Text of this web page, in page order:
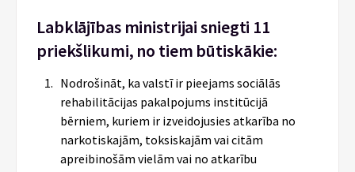
Labklājības ministrijai sniegti 11
priekšlikumi, no tiem būtiskākie:
Nodrošināt, ka valstī ir pieejams sociālās
rehabilitācijas pakalpojums institūcijā
bērniem, kuriem ir izveidojusies atkarība no
narkotiskajām, toksiskajām vai citām
apreibinošām vielām vai no atkarību